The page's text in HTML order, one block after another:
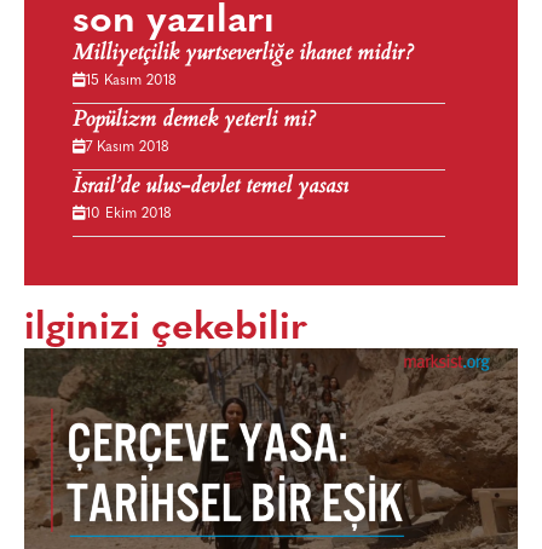
son yazıları
Milliyetçilik yurtseverliğe ihanet midir?
15 Kasım 2018
Popülizm demek yeterli mi?
7 Kasım 2018
İsrail’de ulus-devlet temel yasası
10 Ekim 2018
ilginizi çekebilir